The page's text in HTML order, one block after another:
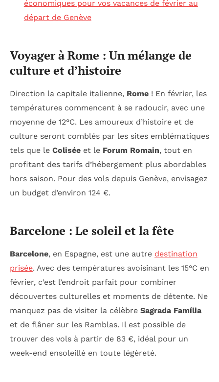
économiques pour vos vacances de février au
départ de Genève
Voyager à Rome : Un mélange de
culture et d’histoire
Direction la capitale italienne, Rome ! En février, les
températures commencent à se radoucir, avec une
moyenne de 12°C. Les amoureux d’histoire et de
culture seront comblés par les sites emblématiques
tels que le Colisée et le Forum Romain, tout en
profitant des tarifs d’hébergement plus abordables
hors saison. Pour des vols depuis Genève, envisagez
un budget d’environ 124 €.
Barcelone : Le soleil et la fête
Barcelone, en Espagne, est une autre destination
prisée. Avec des températures avoisinant les 15°C en
février, c’est l’endroit parfait pour combiner
découvertes culturelles et moments de détente. Ne
manquez pas de visiter la célèbre Sagrada Família
et de flâner sur les Ramblas. Il est possible de
trouver des vols à partir de 83 €, idéal pour un
week-end ensoleillé en toute légèreté.